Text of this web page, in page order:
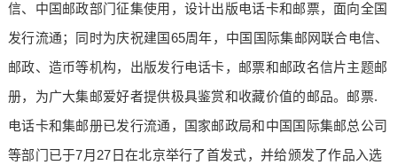
信、中国邮政部门征集使用，设计出版电话卡和邮票，面向全国
发行流通；同时为庆祝建国65周年，中国国际集邮网联合电信、
邮政、造币等机构，出版发行电话卡，邮票和邮政名信片主题邮
册，为广大集邮爱好者提供极具鉴赏和收藏价值的邮品。邮票.
电话卡和集邮册已发行流通，国家邮政局和中国国际集邮总公司
等部门已于7月27日在北京举行了首发式，并给颁发了作品入选